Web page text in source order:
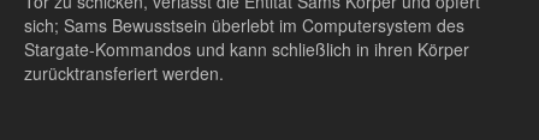
sich; Sams Bewusstsein überlebt im Computersystem des
Stargate-Kommandos und kann schließlich in ihren Körper
zurücktransferiert werden.